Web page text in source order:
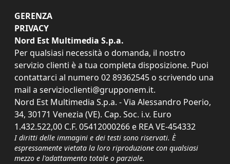
GERENZA
PRIVACY
Nord Est Multimedia S.p.a.
Per qualsiasi necessità o domanda, il nostro
servizio clienti è a tua completa disposizione. Puoi
contattarci al numero 02 89362545 o scrivendo una
mail a servizioclienti@grupponem.it.
Nord Est Multimedia S.p.a. - Via Alessandro Poerio,
34, 30171 Venezia (VE). Cap. Soc. i.v. Euro
1.432.522,00 C.F. 05412000266 e REA VE-454332
I diritti delle immagini e dei testi sono riservati. È
espressamente vietata la loro riproduzione con qualsiasi
mezzo e l'adattamento totale o parziale.